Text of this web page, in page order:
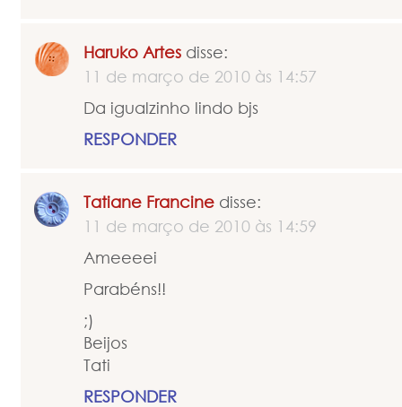
Haruko Artes disse:
11 de março de 2010 às 14:57
Da igualzinho lindo bjs
RESPONDER
Tatiane Francine disse:
11 de março de 2010 às 14:59
Ameeeei
Parabéns!!
;)
Beijos
Tati
RESPONDER